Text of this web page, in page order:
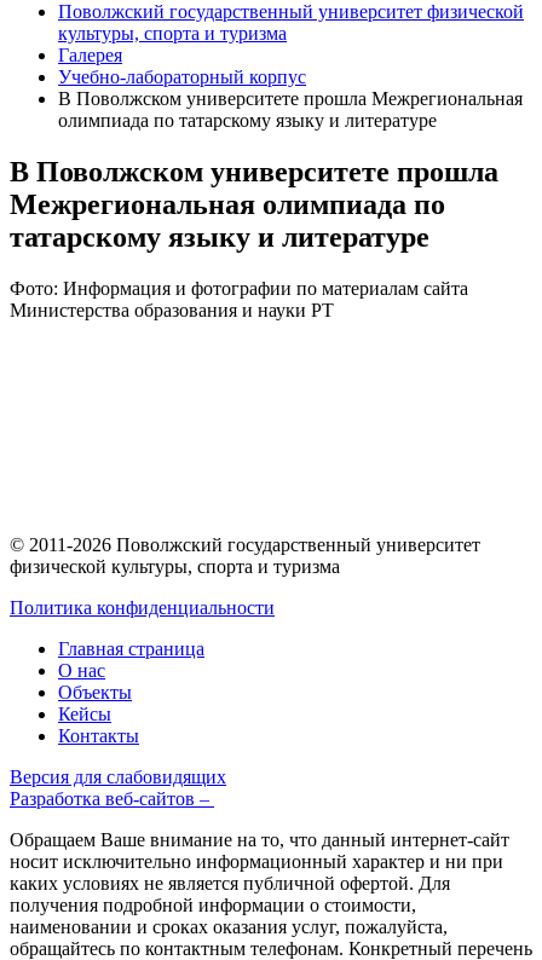
Поволжский государственный университет физической
культуры, спорта и туризма
Галерея
Учебно-лабораторный корпус
В Поволжском университете прошла Межрегиональная
олимпиада по татарскому языку и литературе
В Поволжском университете прошла
Межрегиональная олимпиада по
татарскому языку и литературе
Фото: Информация и фотографии по материалам сайта
Министерства образования и науки РТ
© 2011-2026 Поволжский государственный университет
физической культуры, спорта и туризма
Политика конфиденциальности
Главная страница
О нас
Объекты
Кейсы
Контакты
Версия для слабовидящих
Разработка веб-сайтов –
Обращаем Ваше внимание на то, что данный интернет-сайт
носит исключительно информационный характер и ни при
каких условиях не является публичной офертой. Для
получения подробной информации о стоимости,
наименовании и сроках оказания услуг, пожалуйста,
обращайтесь по контактным телефонам. Конкретный перечень